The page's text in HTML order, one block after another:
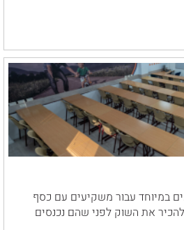
במיוחד עבור משקיעים עם כסף
את השוק לפני שהם נכנסים